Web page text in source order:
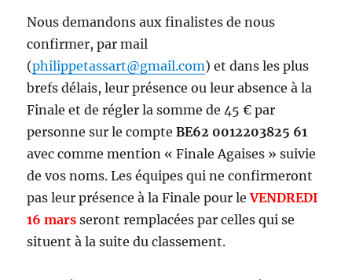
Nous demandons aux finalistes de nous
confirmer, par mail
(philippetassart@gmail.com) et dans les plus
brefs délais, leur présence ou leur absence à la
Finale et de régler la somme de 45 € par
personne sur le compteBE62 0012203825 61
avec comme mention « Finale Agaises » suivie
de vos noms. Les équipes qui ne confirmeront
pas leur présence à la Finale pour leVENDREDI
16 mars seront remplacées par celles qui se
situent à la suite du classement.